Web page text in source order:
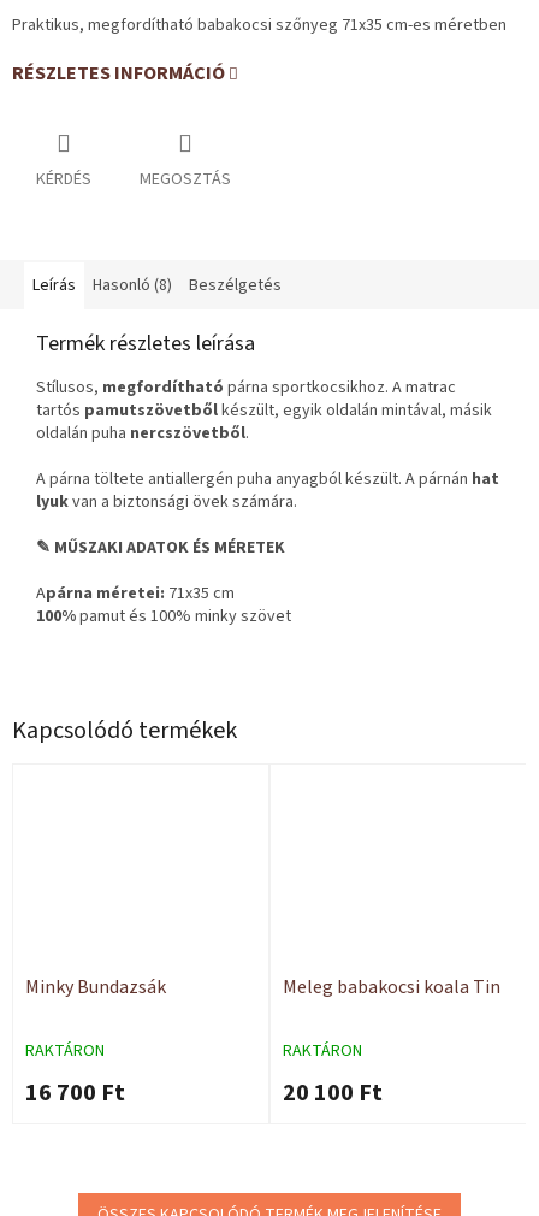
Praktikus, megfordítható babakocsi szőnyeg 71x35 cm-es méretben
RÉSZLETES INFORMÁCIÓ
KÉRDÉS MEGOSZTÁS
Kapcsolódó termékek
Minky Bundazsák
RAKTÁRON
16 700 Ft
Meleg babakocsi koala Tin
RAKTÁRON
20 100 Ft
Leírás Hasonló (8) Beszélgetés
Termék részletes leírása
Stílusos, megfordítható párna sportkocsikhoz. A matrac
tartós pamutszövetbőlkészült, egyik oldalán mintával, másik
oldalán puha nercszövetből.
A párna töltete antiallergén puha anyagból készült. A párnán hat
lyukvan a biztonsági övek számára.
✎ MŰSZAKI ADATOK ÉS MÉRETEK
Apárna méretei: 71x35 cm
100%pamut és 100% minky szövet